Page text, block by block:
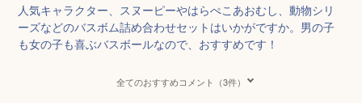
人気キャラクター、スヌーピーやはらぺこあおむし、動物シリ
ーズなどのバスボム詰め合わせセットはいかがですか。男の子
も女の子も喜ぶバスボールなので、おすすめです！
全てのおすすめコメント（3件）